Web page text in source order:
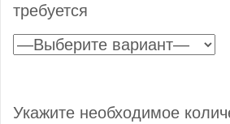
требуется
Укажите необходимое